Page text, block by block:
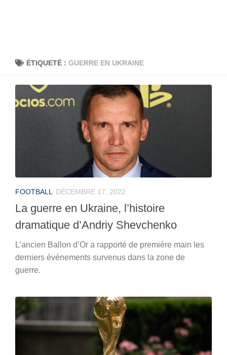
ÉTIQUETÉ : GUERRE EN UKRAINE
FOOTBALL DÉCEMBRE 17, 2022
La guerre en Ukraine, l’histoire
dramatique d’Andriy Shevchenko
L’ancien Ballon d’Or a rapporté de première main les
derniers événements survenus dans la zone de
guerre.